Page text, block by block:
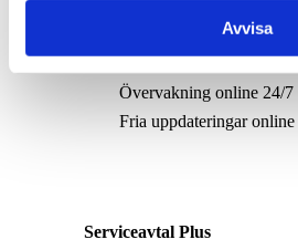
Avvisa
Experthjälp från specialist
Övervakning online 24/7
Fria uppdateringar online
Serviceavtal Plus